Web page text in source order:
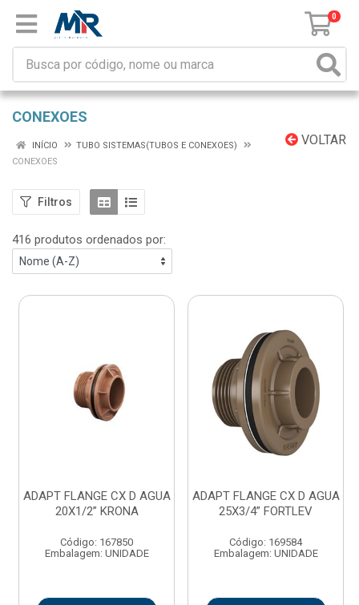
0
CONEXOES
VOLTAR
INÍCIO
TUBO SISTEMAS(TUBOS E CONEXOES)
CONEXOES
Filtros
416 produtos ordenados por:
ADAPT FLANGE CX D AGUA
20X1/2” KRONA
Código: 167850
Embalagem: UNIDADE
ADAPT FLANGE CX D AGUA
25X3/4” FORTLEV
Código: 169584
Embalagem: UNIDADE